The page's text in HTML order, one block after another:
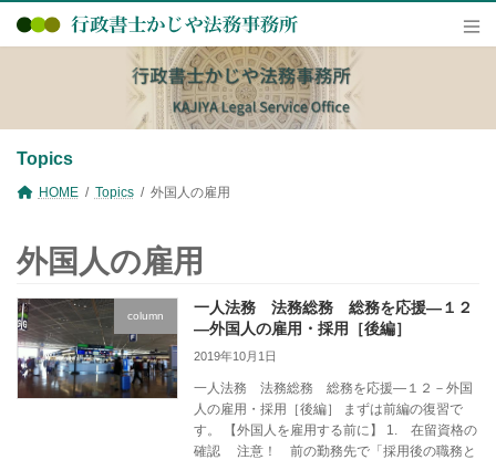
テ
ス
ゲ
ン
Topics
HOME Topics 外国人の雇用
外国人の雇用
column
一人法務 法務総務 総務を応援―１２
―外国人の雇用・採用［後編］
2019年10月1日
一人法務 法務総務 総務を応援―１２－外国
人の雇用・採用［後編］ まずは前編の復習で
す。 【外国人を雇用する前に】 1. 在留資格の
確認 注意！ 前の勤務先で「採用後の職務と